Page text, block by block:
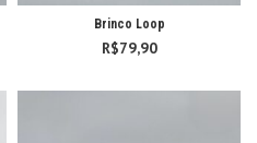
Brinco Loop
R$79,90